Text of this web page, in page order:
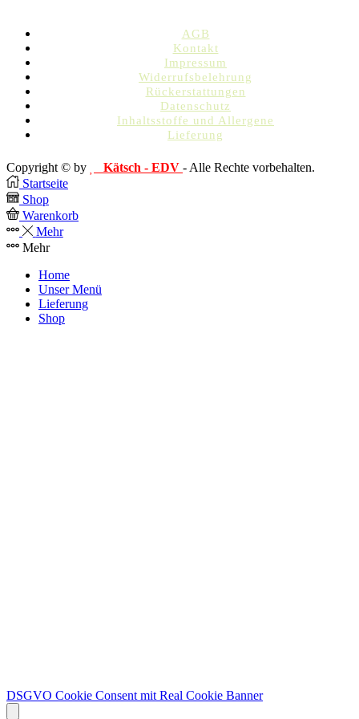
AGB
Kontakt
Impressum
Widerrufsbelehrung
Rückerstattungen
Datenschutz
Inhaltsstoffe und Allergene
Lieferung
Copyright © by Kätsch - EDV - Alle Rechte vorbehalten.
Startseite
Shop
Warenkorb
Mehr
Mehr
Home
Unser Menü
Lieferung
Shop
DSGVO Cookie Consent mit Real Cookie Banner